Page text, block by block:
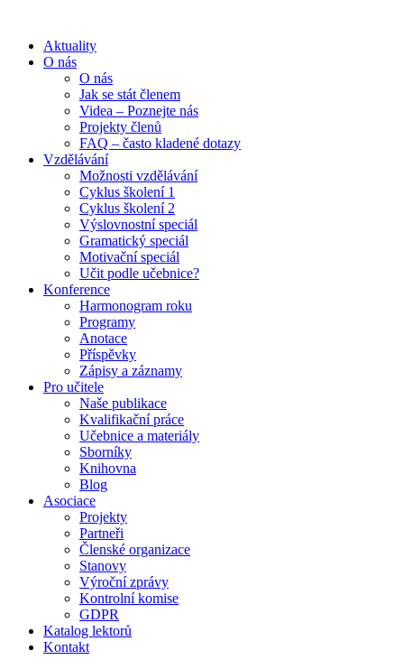
Aktuality
O nás
O nás
Jak se stát členem
Videa – Poznejte nás
Projekty členů
FAQ – často kladené dotazy
Vzdělávání
Možnosti vzdělávání
Cyklus školení 1
Cyklus školení 2
Výslovnostní speciál
Gramatický speciál
Motivační speciál
Učit podle učebnice?
Konference
Harmonogram roku
Programy
Anotace
Příspěvky
Zápisy a záznamy
Pro učitele
Naše publikace
Kvalifikační práce
Učebnice a materiály
Sborníky
Knihovna
Blog
Asociace
Projekty
Partneři
Členské organizace
Stanovy
Výroční zprávy
Kontrolní komise
GDPR
Katalog lektorů
Kontakt